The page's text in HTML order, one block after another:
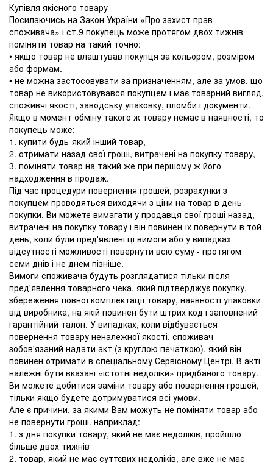
Купівля якісного товару
Посилаючись на Закон України «Про захист прав
споживача» і ст.9 покупець може протягом двох тижнів
поміняти товар на такий точно:
• якщо товар не влаштував покупця за кольором, розміром
або формам.
• не можна застосовувати за призначенням, але за умов, що
товар не використовувався покупцем і має товарний вигляд,
споживчі якості, заводську упаковку, пломби і документи.
Якщо в момент обміну такого ж товару немає в наявності, то
покупець може:
1. купити будь-який інший товар,
2. отримати назад свої гроші, витрачені на покупку товару,
3. поміняти товар на такий же при першому ж його
надходження в продаж.
Під час процедури повернення грошей, розрахунки з
покупцем проводяться виходячи з ціни на товар в день
покупки. Ви можете вимагати у продавця свої гроші назад,
витрачені на покупку товару і він повинен їх повернути в той
день, коли були пред'явлені ці вимоги або у випадках
відсутності можливості повернути всю суму - протягом
семи днів і не днем ​​пізніше.
Вимоги споживача будуть розглядатися тільки після
пред'явлення товарного чека, який підтверджує покупку,
збереження повної комплектації товару, наявності упаковки
від виробника, на якій повинен бути штрих код і заповнений
гарантійний талон. У випадках, коли відбувається
повернення товару неналежної якості, споживач
зобов'язаний надати акт (з круглою печаткою), який він
повинен отримати в спеціальному Сервісному Центрі. В акті
належні бути вказані «істотні недоліки» придбаного товару.
Ви можете добитися заміни товару або повернення грошей,
тільки якщо будете дотримуватися всі умови.
Але є причини, за якими Вам можуть не поміняти товар або
не повернути гроші. наприклад:
1. з дня покупки товару, який не має недоліків, пройшло
більше двох тижнів
2. товар, який не має суттєвих недоліків, але вже не має